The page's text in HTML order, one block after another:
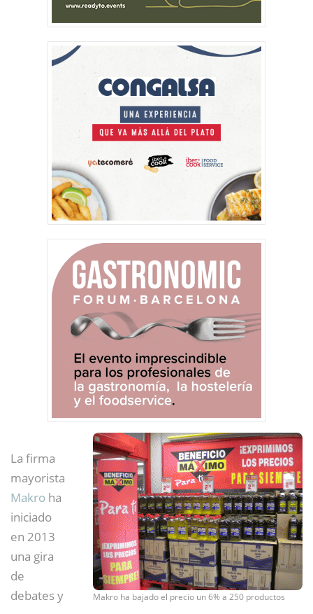
Makro ha bajado el precio un 6% a 250 productos
La firma
mayorista
Makro ha
iniciado
en 2013
una gira
de
debates y